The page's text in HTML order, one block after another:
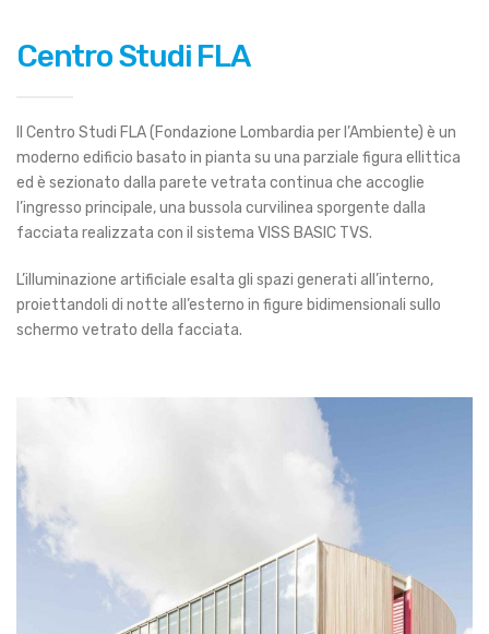
Centro Studi FLA
Il Centro Studi FLA (Fondazione Lombardia per l’Ambiente) è un
moderno edificio basato in pianta su una parziale figura ellittica
ed è sezionato dalla parete vetrata continua che accoglie
l’ingresso principale, una bussola curvilinea sporgente dalla
facciata realizzata con il sistema VISS BASIC TVS.
L’illuminazione artificiale esalta gli spazi generati all’interno,
proiettandoli di notte all’esterno in figure bidimensionali sullo
schermo vetrato della facciata.